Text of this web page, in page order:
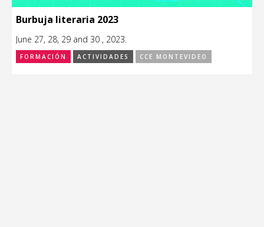
Burbuja literaria 2023
June 27, 28, 29 and 30 , 2023.
FORMACIÓN ACTIVIDADES CCE MONTEVIDEO